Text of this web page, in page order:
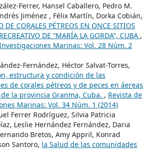
Ferrer, Hansel Caballero, Pedro M.
Jiménez , Félix Martín, Dorka Cobián,
DE CORALES PÉTREOS EN ONCE SITIOS
DE “MARÍA LA GORDA”, CUBA ,
Marinas: Vol. 28 Núm. 2
Fernández, Héctor Salvat-Torres,
estructura y condición de las
de corales pétreos y de peces en áereas
la provincia Granma, Cuba. , Revista de
Marinas: Vol. 34 Núm. 1 (2014)
Ferrer Rodríguez, Silvia Patricia
Leslie Hernández Fernández, Daria
Bretos, Amy Appril, Konrad
Santoro, la Salud de las comunidades